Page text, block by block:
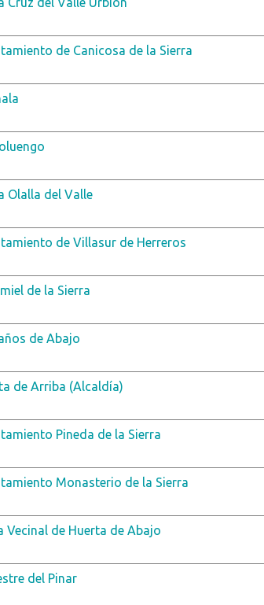
de Canicosa de la Sierra
Olalla del Valle
de Villasur de Herreros
de la Sierra
de Abajo
de Arriba (Alcaldía)
Pineda de la Sierra
Monasterio de la Sierra
Vecinal de Huerta de Abajo
del Pinar